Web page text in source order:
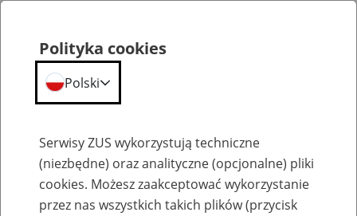
Szkolenia
Polityka cookies
Polski
Serwisy ZUS wykorzystują techniczne
(niezbędne) oraz analityczne (opcjonalne) pliki
cookies. Możesz zaakceptować wykorzystanie
przez nas wszystkich takich plików (przycisk